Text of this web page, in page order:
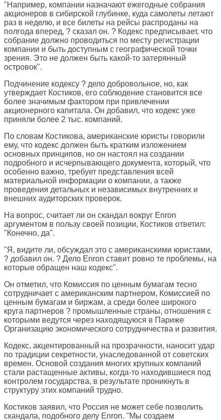
"Например, компании назначают ежегодные собрания
акционеров в сибирской глубинке, куда самолеты летают
раз в неделю, и все билеты на рейсы распроданы на
полгода вперед, ? сказал он. ? Кодекс предписывает, что
собрание должно проводиться по месту регистрации
компании и быть доступным с географической точки
зрения. Это не должен быть какой-то затерянный
островок".
Подчинение кодексу ? дело добровольное, но, как
утверждает Костиков, его соблюдение становится все
более значимым фактором при привлечении
акционерного капитала. Он добавил, что кодекс уже
приняли более 2 тыс. компаний.
По словам Костикова, американские юристы говорили
ему, что кодекс должен быть кратким изложением
основных принципов, но он настоял на создании
подробного и исчерпывающего документа, который, что
особенно важно, требует представления всей
материальной информации о компании, а также
проведения детальных и независимых внутренних и
внешних аудиторских проверок.
На вопрос, считает ли он скандал вокруг Enron
аргументом в пользу своей позиции, Костиков ответил:
"Конечно, да".
"Я, видите ли, обсуждал это с американскими юристами,
? добавил он. ? Дело Enron ставит ровно те проблемы, на
которые обращен наш кодекс".
Он отметил, что Комиссия по ценным бумагам тесно
сотрудничает с американским партнером, Комиссией по
ценным бумагам и биржам, а среди более широкого
круга партнеров ? промышленные страны, отношения с
которыми ведутся через находящуюся в Париже
Организацию экономического сотрудничества и развития.
Кодекс, акцентированный на прозрачности, наносит удар
по традиции секретности, унаследованной от советских
времен. Основой создания многих крупных компаний
стали растащенные активы, когда-то находившиеся под
контролем государства, в результате проникнуть в
структуру этих компаний трудно.
Костиков заявил, что Россия не может себе позволить
скандала, подобного делу Enron. "Мы создаем